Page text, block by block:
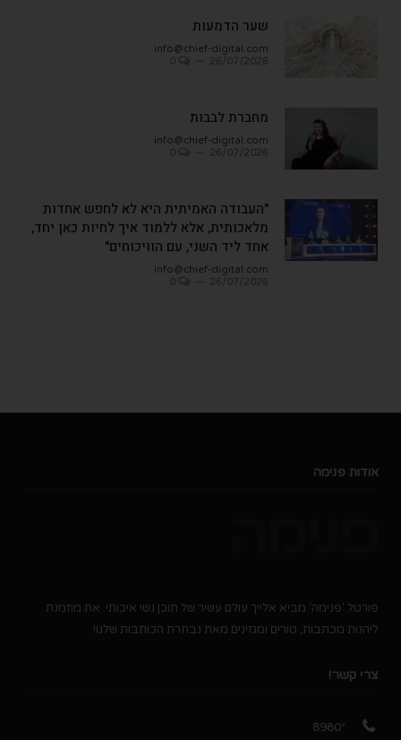
שער הדמעות
info@chief-digital.com
מחברת לבבות
info@chief-digital.com
"העבודה האמיתית היא לא לחפש אחדות
מלאכותית, אלא ללמוד איך לחיות כאן יחד,
אחד ליד השני, עם הוויכוחים"
info@chief-digital.com
אודות פנימה
פורטל 'פנימה' מביא אלייך עולם עשיר של תוכן נשי איכותי. את מוזמנת
ליהנות מכתבות, טורים ומגזינים מאת נבחרת הכותבות שלנו!
צרי קשר!
*8980